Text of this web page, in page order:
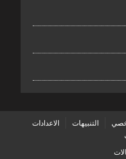
التنبيهات
الاعدادات